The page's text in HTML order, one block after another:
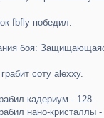
fbfly победил.
боя:
соту alexxy.
кадериум - 128.
нано-кристаллы